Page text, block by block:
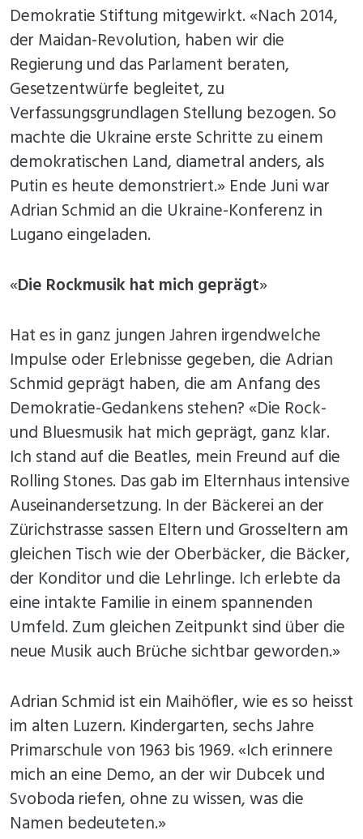
Demokratie Stiftung mitgewirkt. «Nach 2014,
der Maidan-Revolution, haben wir die
Regierung und das Parlament beraten,
Gesetzentwürfe begleitet, zu
Verfassungsgrundlagen Stellung bezogen. So
machte die Ukraine erste Schritte zu einem
demokratischen Land, diametral anders, als
Putin es heute demonstriert.» Ende Juni war
Adrian Schmid an die Ukraine-Konferenz in
Lugano eingeladen.
«Die Rockmusik hat mich geprägt»
Hat es in ganz jungen Jahren irgendwelche
Impulse oder Erlebnisse gegeben, die Adrian
Schmid geprägt haben, die am Anfang des
Demokratie-Gedankens stehen? «Die Rock-
und Bluesmusik hat mich geprägt, ganz klar.
Ich stand auf die Beatles, mein Freund auf die
Rolling Stones. Das gab im Elternhaus intensive
Auseinandersetzung. In der Bäckerei an der
Zürichstrasse sassen Eltern und Grosseltern am
gleichen Tisch wie der Oberbäcker, die Bäcker,
der Konditor und die Lehrlinge. Ich erlebte da
eine intakte Familie in einem spannenden
Umfeld. Zum gleichen Zeitpunkt sind über die
neue Musik auch Brüche sichtbar geworden.»
Adrian Schmid ist ein Maihöfler, wie es so heisst
im alten Luzern. Kindergarten, sechs Jahre
Primarschule von 1963 bis 1969. «Ich erinnere
mich an eine Demo, an der wir Dubcek und
Svoboda riefen, ohne zu wissen, was die
Namen bedeuteten.»